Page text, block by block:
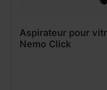
Aspirateur pour
Nemo Click